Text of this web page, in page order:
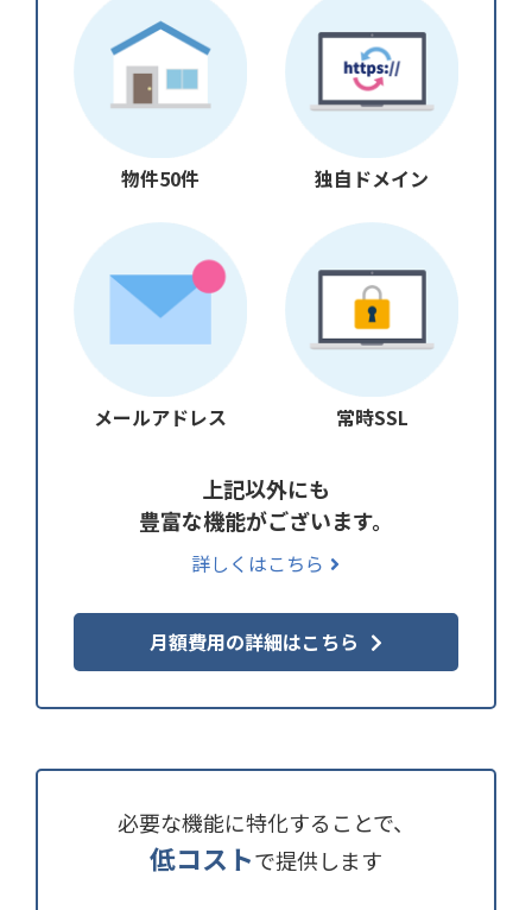
物件50件 独自ドメイン
メールアドレス 常時SSL
上記以外にも
豊富な機能がございます。
詳しくはこちら
月額費用の詳細はこちら
必要な機能に特化することで、
低コストで提供します